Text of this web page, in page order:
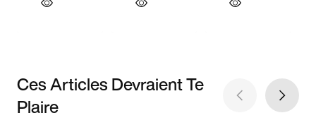
Ces Articles Devraient Te
Plaire